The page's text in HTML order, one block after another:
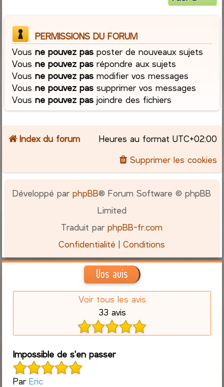
PERMISSIONS DU FORUM
Vousne pouvez pas poster de nouveaux sujets
Vousne pouvez pas répondre aux sujets
Vousne pouvez pas modifier vos messages
Vousne pouvez pas supprimer vos messages
Vousne pouvez pas joindre des fichiers
Index du forum Heures au format UTC+02:00
Supprimer les cookies
Développé parphpBB® Forum Software © phpBB
Limited
Traduit parphpBB-fr.com
Confidentialité |Conditions
Vos avis
Voir tous les avis
33 avis
Impossible de s'en passer
ParEric